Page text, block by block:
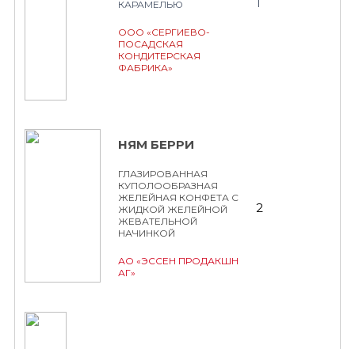
КАРАМЕЛЬЮ
ООО «СЕРГИЕВО-
ПОСАДСКАЯ
КОНДИТЕРСКАЯ
ФАБРИКА»
НЯМ БЕРРИ
ГЛАЗИРОВАННАЯ
КУПОЛООБРАЗНАЯ
ЖЕЛЕЙНАЯ КОНФЕТА С
ЖИДКОЙ ЖЕЛЕЙНОЙ
ЖЕВАТЕЛЬНОЙ
НАЧИНКОЙ
АО «ЭССЕН ПРОДАКШН
АГ»
2